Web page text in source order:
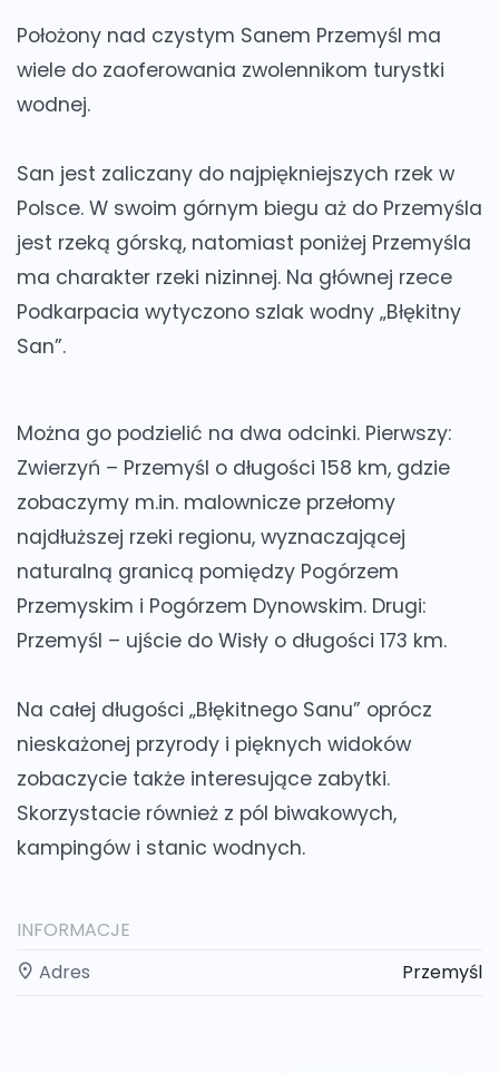
Położony nad czystym Sanem Przemyśl ma
wiele do zaoferowania zwolennikom turystki
wodnej.
San jest zaliczany do najpiękniejszych rzek w
Polsce. W swoim górnym biegu aż do Przemyśla
jest rzeką górską, natomiast poniżej Przemyśla
ma charakter rzeki nizinnej. Na głównej rzece
Podkarpacia wytyczono szlak wodny „Błękitny
San”.
Można go podzielić na dwa odcinki. Pierwszy:
Zwierzyń – Przemyśl o długości 158 km, gdzie
zobaczymy m.in. malownicze przełomy
najdłuższej rzeki regionu, wyznaczającej
naturalną granicą pomiędzy Pogórzem
Przemyskim i Pogórzem Dynowskim. Drugi:
Przemyśl – ujście do Wisły o długości 173 km.
Na całej długości „Błękitnego Sanu” oprócz
nieskażonej przyrody i pięknych widoków
zobaczycie także interesujące zabytki.
Skorzystacie również z pól biwakowych,
kampingów i stanic wodnych.
INFORMACJE
Adres
Przemyśl